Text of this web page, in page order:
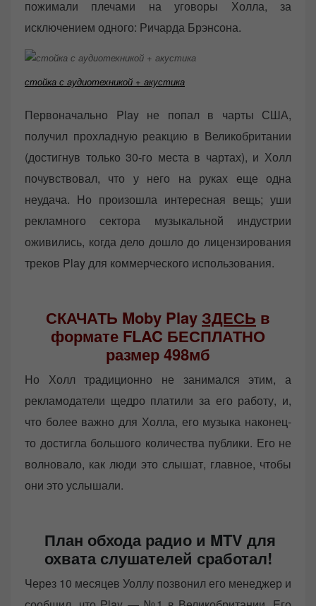
пожимали плечами на уговоры Холла, за
исключением одного: Ричарда Брэнсона.
стойка с аудиотехникой + акустика
Первоначально Play не попал в чарты США,
получил прохладную реакцию в Великобритании
(достигнув только 30-го места в чартах), и Холл
почувствовал, что у него на руках еще одна
неудача. Но произошла интересная вещь; уши
рекламного сектора музыкальной индустрии
оживились, когда дело дошло до лицензирования
треков Play для коммерческого использования.
СКАЧАТЬ Moby PlayЗДЕСЬ в
формате FLAC БЕСПЛАТНО
размер 498мб
Но Холл традиционно не занимался этим, а
рекламодатели щедро платили за его работу, и,
что более важно для Холла, его музыка наконец-
то достигла большого количества публики. Его не
волновало, как люди это слышат, главное, чтобы
они это услышали.
План обхода радио и MTV для
охвата слушателей сработал!
Через 10 месяцев Уоллу позвонил его менеджер и